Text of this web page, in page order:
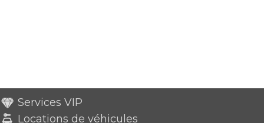
Services VIP
Locations de véhicules